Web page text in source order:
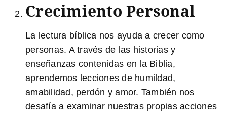
Crecimiento Personal
La lectura bíblica nos ayuda a crecer como
personas. A través de las historias y
enseñanzas contenidas en la Biblia,
aprendemos lecciones de humildad,
amabilidad, perdón y amor. También nos
desafía a examinar nuestras propias acciones